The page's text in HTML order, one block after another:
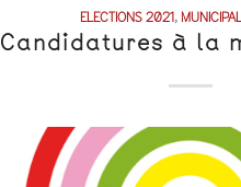
ELECTIONS 2021,
Candidatures à la